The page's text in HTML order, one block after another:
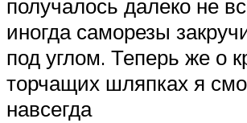
получалось далеко не
иногда саморезы
под углом. Теперь же о
торчащих шляпках я
навсегда